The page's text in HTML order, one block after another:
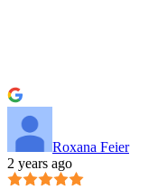
Roxana Feier
2 years ago